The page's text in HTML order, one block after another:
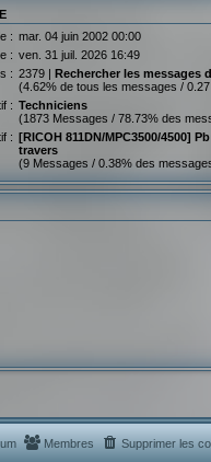
: mar. 04 juin 2002 00:00
: ven. 31 juil. 2026 16:49
: 2379 |Rechercher les messages
(4.62% de tous les messages /
: Techniciens
(1873 Messages / 78.73% des
: [RICOH 811DN/MPC3500/4500]
travers
(9 Messages / 0.38% des
Supprimer les
Membres